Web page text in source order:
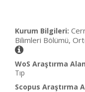
Kurum Bilgileri:
Bilimleri Bölümü,
WoS Araştırma
Tıp
Scopus Araştırma